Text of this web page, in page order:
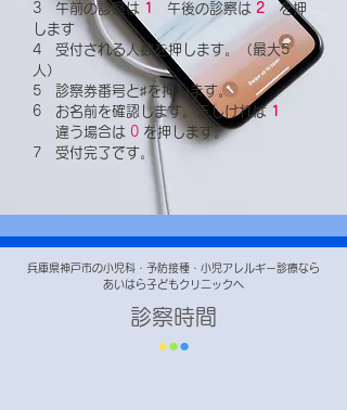
3 午前の診察は 1 午後の診察は 2 を押
します
4 受付される人数を押します。（最大5
人）
5 診察券番号と♯を押します。
6 お名前を確認します。正しければ 1
違う場合は 0 を押します。
7 受付完了です。
兵庫県神戸市の小児科・予防接種・小児アレルギー診療なら
あいはら子どもクリニックへ
診察時間
​●●●